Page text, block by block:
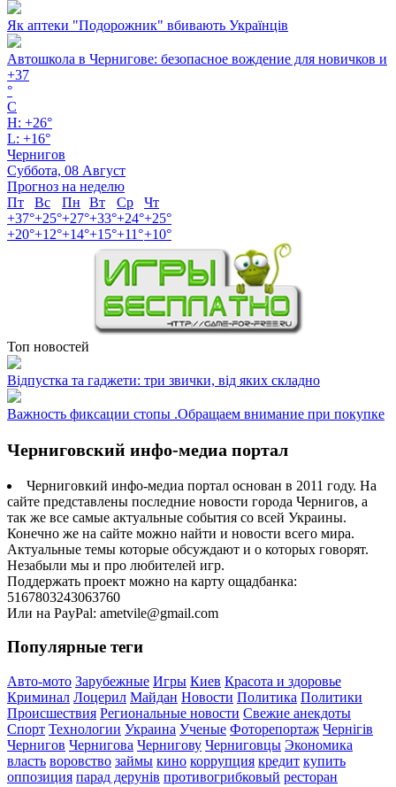
Як аптеки "Подорожник" вбивають Українців
Автошкола в Чернигове: безопасное вождение для новичков и
+37
°
C
H: +26°
L: +16°
Чернигов
Суббота, 08 Август
Прогноз на неделю
Пт
Вс Пн Вт Ср
Чт
+37°+25°+27°+33°+24°+25°
+20°+12°+14°+15°+11°+10°
Топ новостей
Відпустка та гаджети: три звички, від яких складно
Важность фиксации стопы .Обращаем внимание при покупке
Черниговский инфо-медиа портал
Черниговкий инфо-медиа портал основан в 2011 году. На
сайте представлены последние новости города Чернигов, а
так же все самые актуальные события со всей Украины.
Конечно же на сайте можно найти и новости всего мира.
Актуальные темы которые обсуждают и о которых говорят.
Незабыли мы и про любителей игр.
Поддержать проект можно на карту ощадбанка:
5167803243063760
Или на PayPal: ametvile@gmail.com
Популярные теги
Авто-мото Зарубежные Игры Киев Красота и здоровье
Криминал Лоцерил Майдан Новости Политика Политики
Происшествия Региональные новости Свежие анекдоты
Спорт Технологии Украина Ученые Фоторепортаж Чернігів
Чернигов Чернигова Чернигову Черниговцы Экономика
власть воровство займы кино коррупция кредит купить
оппозиция парад дерунів противогрибковый ресторан